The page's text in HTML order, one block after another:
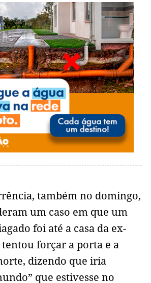
também no domingo,
um caso em que um
foi até a casa da ex-
forçar a porta e a
dizendo que iria
que estivesse no